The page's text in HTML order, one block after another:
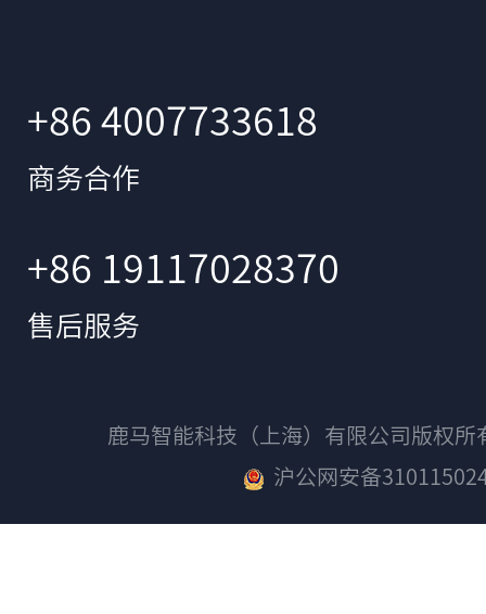
+86 4007733618
商务合作
+86 19117028370
售后服务
鹿马智能科技（上海）有限公司版权
沪公网安备